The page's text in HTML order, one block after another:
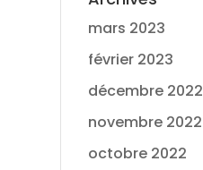
mars 2023
février 2023
décembre 2022
novembre 2022
octobre 2022